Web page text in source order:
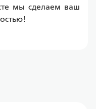
мы сделаем ваш